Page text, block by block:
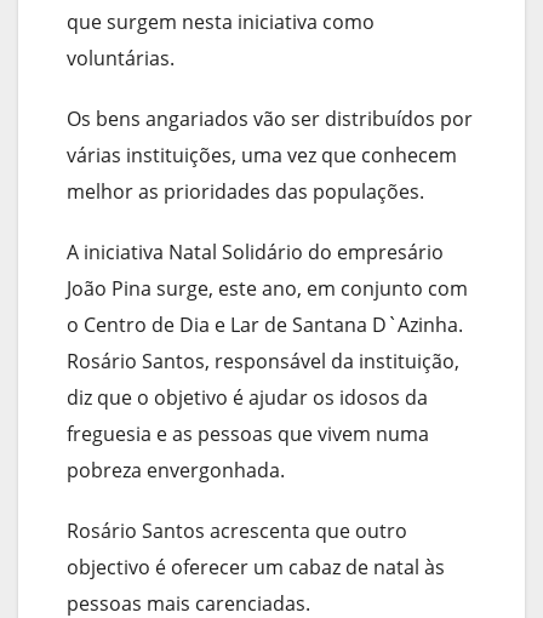
que surgem nesta iniciativa como
voluntárias.
Os bens angariados vão ser distribuídos por
várias instituições, uma vez que conhecem
melhor as prioridades das populações.
A iniciativa Natal Solidário do empresário
João Pina surge, este ano, em conjunto com
o Centro de Dia e Lar de Santana D`Azinha.
Rosário Santos, responsável da instituição,
diz que o objetivo é ajudar os idosos da
freguesia e as pessoas que vivem numa
pobreza envergonhada.
Rosário Santos acrescenta que outro
objectivo é oferecer um cabaz de natal às
pessoas mais carenciadas.